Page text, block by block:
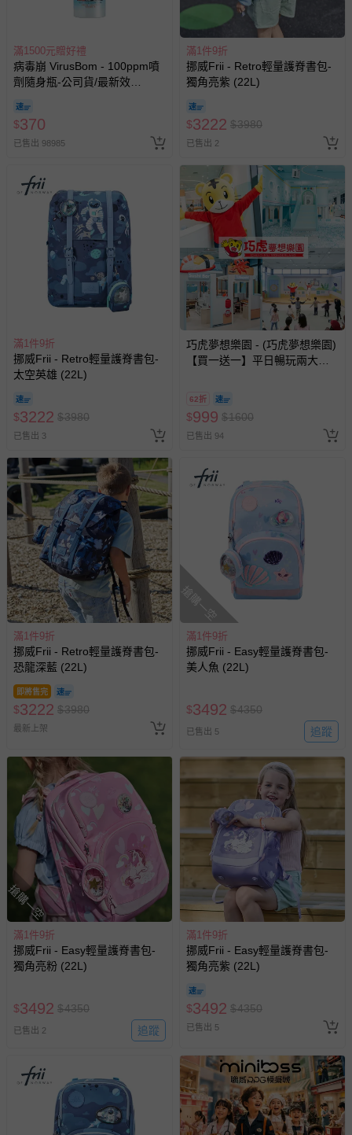
滿1500元贈好禮
病毒崩 VirusBom - 100ppm噴
劑隨身瓶-公司貨/最新效
$370
已售出 98985
滿1件9折
挪威Frii - Retro輕量護脊書包-
獨角亮紫 (22L)
$3222 $3980
已售出 2
滿1件9折
挪威Frii - Retro輕量護脊書包-
太空英雄 (22L)
$3222 $3980
已售出 3
巧虎夢想樂園 - (巧虎夢想樂園)
【買一送一】平日暢玩兩大一
2026/10/16 正券逾期視同現金
券使用
62折
$999 $1600
已售出 94
滿1件9折
挪威Frii - Retro輕量護脊書包-
恐龍深藍 (22L)
即將售完
$3222 $3980
最新上架
搶購一空
滿1件9折
挪威Frii - Easy輕量護脊書包-
美人魚 (22L)
$3492 $4350
已售出 5 追蹤
搶購一空
滿1件9折
挪威Frii - Easy輕量護脊書包-
獨角亮粉 (22L)
$3492 $4350
已售出 2 追蹤
滿1件9折
挪威Frii - Easy輕量護脊書包-
獨角亮紫 (22L)
$3492 $4350
已售出 5